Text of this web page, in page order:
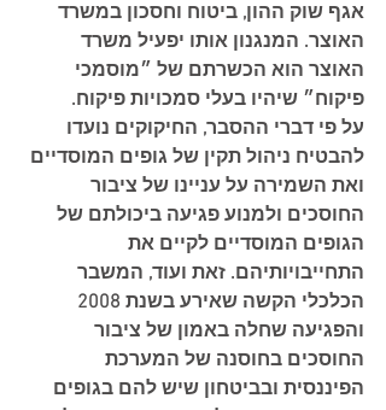
אגף שוק ההון, ביטוח וחסכון במשרד
האוצר. המנגנון אותו יפעיל משרד
האוצר הוא הכשרתם של ״מוסמכי
פיקוח״ שיהיו בעלי סמכויות פיקוח.
על פי דברי ההסבר, החיקוקים נועדו
להבטיח ניהול תקין של גופים המוסדיים
ואת השמירה על עניינו של ציבור
החוסכים ולמנוע פגיעה ביכולתם של
הגופים המוסדיים לקיים את
התחייבויותיהם. זאת ועוד, המשבר
והפגיעה שחלה באמון של ציבור
החוסכים בחוסנה של המערכת
הפיננסית ובביטחון שיש להם בגופים